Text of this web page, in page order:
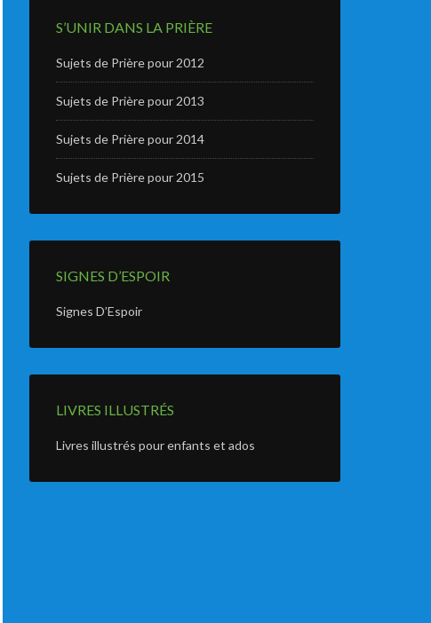
S’UNIR DANS LA PRIÈRE
Sujets de Prière pour 2012
Sujets de Prière pour 2013
Sujets de Prière pour 2014
Sujets de Prière pour 2015
SIGNES D’ESPOIR
Signes D’Espoir
LIVRES ILLUSTRÉS
Livres illustrés pour enfants et ados